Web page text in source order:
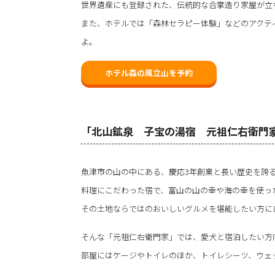
世界遺産にも登録された、伝統的な合掌造り家屋が
また、ホテルでは「森林セラピー体験」などのアク
よ。
ホテル森の風立山を予約
「北山鉱泉 子宝の湯宿 元祖仁右衛門
魚津市の山の中にある、慶応3年創業と長い歴史を誇
料理にこだわった宿で、富山の山の幸や海の幸を使
その土地ならではのおいしいグルメを堪能したい方
そんな「元祖仁右衛門家」では、愛犬と宿泊したい
部屋にはケージやトイレのほか、トイレシーツ、ウ